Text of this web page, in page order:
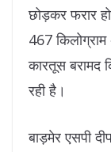
छोड़कर फरार
467
कारतूस बरामद
रही है।
बाड़मेर एसपी